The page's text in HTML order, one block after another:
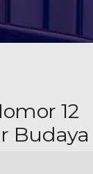
12
Budaya